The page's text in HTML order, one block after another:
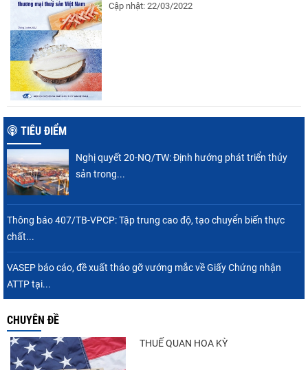
Cập nhật: 22/03/2022
TIÊU ĐIỂM
Nghị quyết 20-NQ/TW: Định hướng phát triển thủy
sản trong...
Thông báo 407/TB-VPCP: Tập trung cao độ, tạo chuyển biến thực
chất...
VASEP báo cáo, đề xuất tháo gỡ vướng mắc về Giấy Chứng nhận
ATTP tại...
CHUYÊN ĐỀ
THUẾ QUAN HOA KỲ